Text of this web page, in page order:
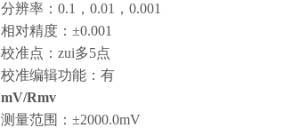
分辨率：0.1，0.01，0.001
相对精度：±0.001
校准点：zui多5点
校准编辑功能：有
mV/Rmv
测量范围：±2000.0mV